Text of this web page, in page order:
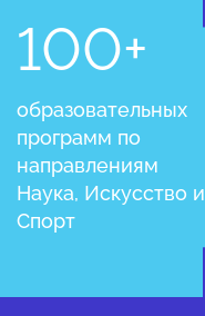
100+
образовательных
программ по
направлениям
Наука, Искусство и
Спорт